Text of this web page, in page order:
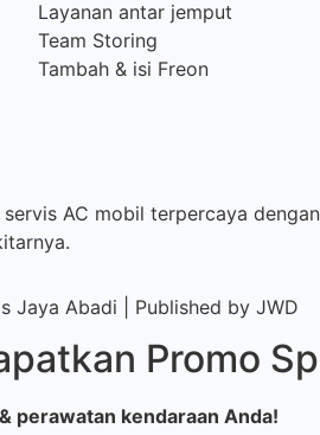
Layanan antar jemput
Team Storing
Tambah & isi Freon
AC mobil terpercaya
Jaya Abadi | Published by JWD
Promo
perawatan kendaraan Anda!